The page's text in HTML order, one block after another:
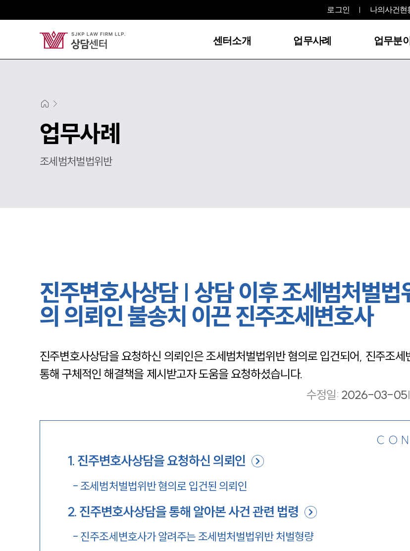
로그인 나의사건현
센터소개 업무사례 업무분
업무사례
조세범처벌법위반
진주변호사상담 | 상담 이후 조세범처벌법
의 의뢰인 불송치 이끈 진주조세변호사
진주변호사상담을 요청하신 의뢰인은 조세범처벌법위반 혐의로 입건되어, 진주조세
통해 구체적인 해결책을 제시받고자 도움을 요청하셨습니다.
수정일: 2026-03-05|
1. 진주변호사상담을 요청하신 의뢰인
- 조세범처벌법위반 혐의로 입건된 의뢰인
2. 진주변호사상담을 통해 알아본 사건 관련 법령
- 진주조세변호사가 알려주는 조세범처벌법위반 처벌형량